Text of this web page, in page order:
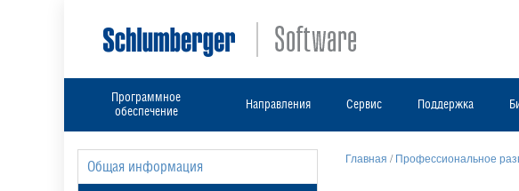
Программное
обеспечение
Направления Сервис Поддержка
Общая информация
Главная /Профессиональное